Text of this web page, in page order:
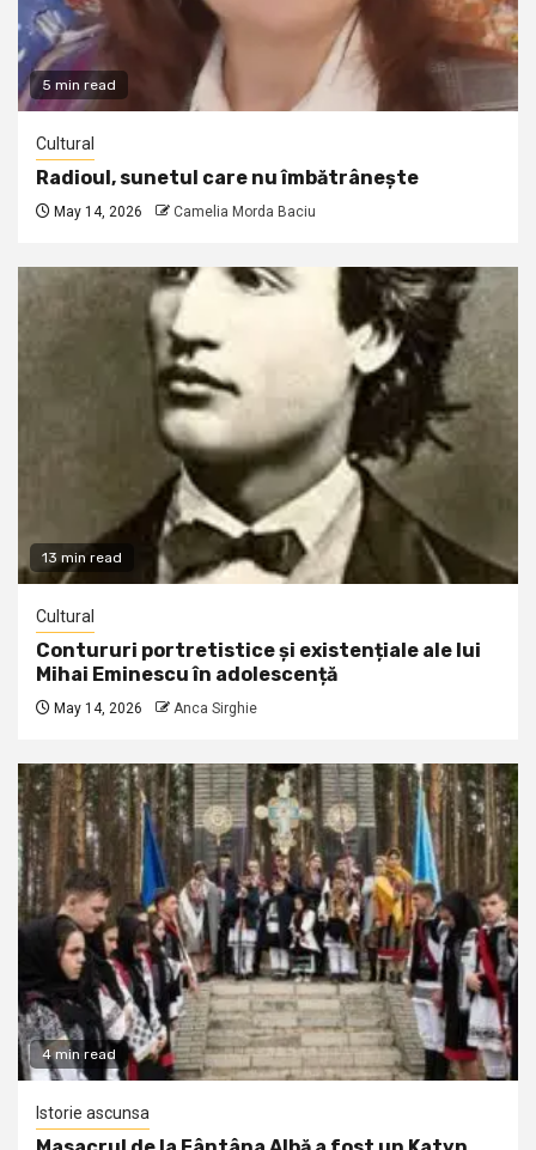
5 min read
Cultural
Radioul, sunetul care nu îmbătrânește
May 14, 2026 Camelia Morda Baciu
13 min read
Cultural
Contururi portretistice și existențiale ale lui
Mihai Eminescu în adolescență
May 14, 2026 Anca Sirghie
4 min read
Istorie ascunsa